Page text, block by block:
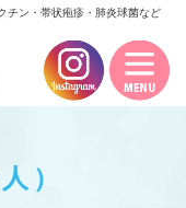
チン・帯状疱疹・肺炎球菌など
）